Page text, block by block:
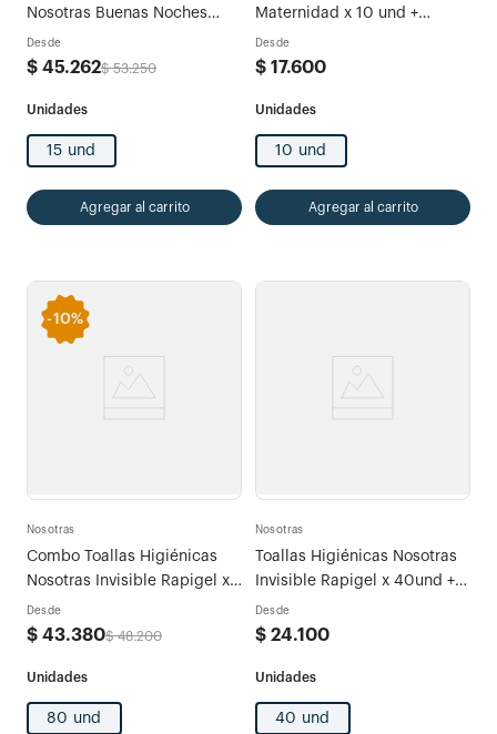
Nosotras Buenas Noches
Máxima Protección L-XL x
15und
Desde
$ 45.262$ 53.250
15 und
Agregar al carrito
Maternidad x 10 und +
Buenas Noches x 3 und
Desde
$ 17.600
10 und
Agregar al carrito
-10%
Nosotras
Combo Toallas Higiénicas
Nosotras Invisible Rapigel x
80 und
Desde
$ 43.380$ 48.200
80 und
Nosotras
Toallas Higiénicas Nosotras
Invisible Rapigel x 40und +
30 Protectores Multiestilo
Desde
$ 24.100
40 und